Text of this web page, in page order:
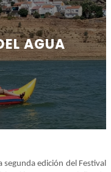
AGUA
edición del Festival